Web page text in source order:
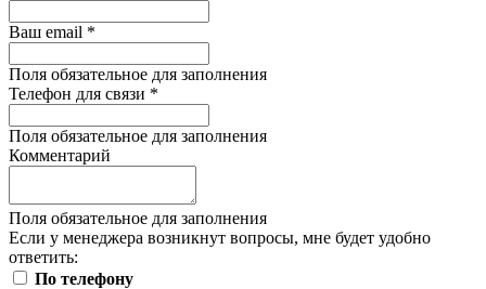
Ваш email *
Поля обязательное для заполнения
Телефон для связи *
Поля обязательное для заполнения
Комментарий
Поля обязательное для заполнения
Если у менеджера возникнут вопросы, мне будет удобно
ответить:
По телефону